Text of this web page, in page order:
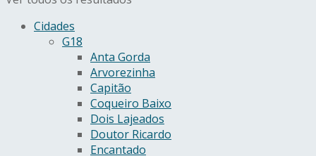
Cidades
G18
Anta Gorda
Arvorezinha
Capitão
Coqueiro Baixo
Dois Lajeados
Doutor Ricardo
Encantado